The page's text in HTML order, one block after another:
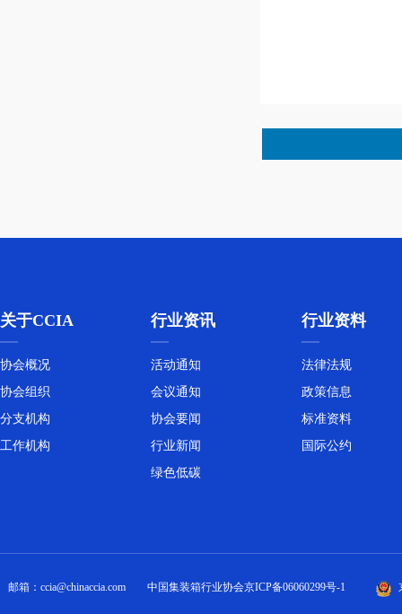
关于CCIA
协会概况
协会组织
分支机构
工作机构
行业资讯
活动通知
会议通知
协会要闻
行业新闻
绿色低碳
行业资料
法律法规
政策信息
标准资料
国际公约
邮箱：ccia@chinaccia.com 中国集装箱行业协会京ICP备06060299号-1